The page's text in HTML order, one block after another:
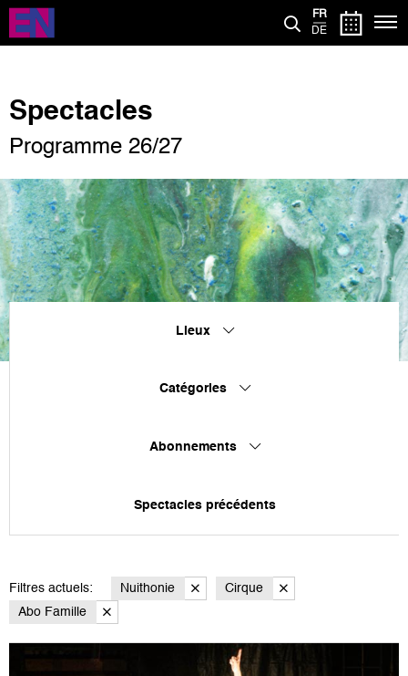
Aller
contenu
FR
DE
Spectacles
Programme 26/27
Lieux
Catégories
Abonnements
Spectacles précédents
Filtres actuels: Nuithonie
Cirque
Abo Famille